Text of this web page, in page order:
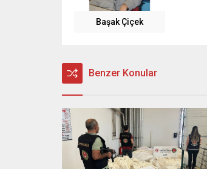
Başak Çiçek
Benzer Konular